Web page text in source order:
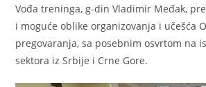
Vođa treninga, g-din Vladimir Međak,
i moguće oblike organizovanja i učešća
pregovaranja, sa posebnim osvrtom na
sektora iz Srbije i Crne Gore.